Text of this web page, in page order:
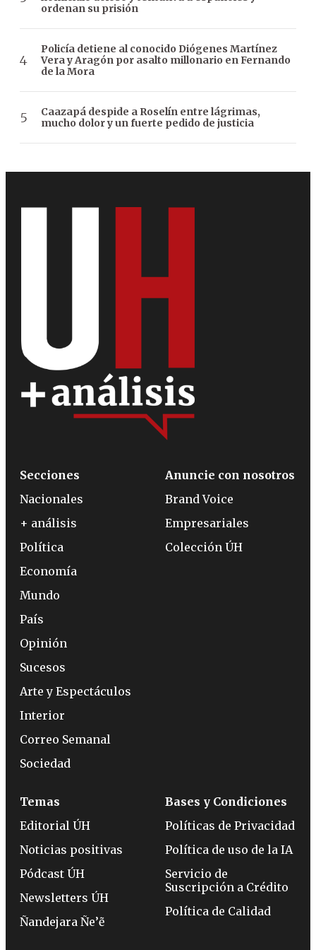
ordenan su prisión
Policía detiene al conocido Diógenes Martínez
Vera y Aragón por asalto millonario en Fernando
de la Mora
Caazapá despide a Roselín entre lágrimas,
mucho dolor y un fuerte pedido de justicia
Secciones
Nacionales
+ análisis
Política
Economía
Mundo
País
Opinión
Sucesos
Arte y Espectáculos
Interior
Correo Semanal
Sociedad
Anuncie con nosotros
Brand Voice
Empresariales
Colección ÚH
Temas
Editorial ÚH
Noticias positivas
Pódcast ÚH
Newsletters ÚH
Ñandejara Ñe’ẽ
Bases y Condiciones
Políticas de Privacidad
Política de uso de la IA
Servicio de
Suscripción a Crédito
Política de Calidad